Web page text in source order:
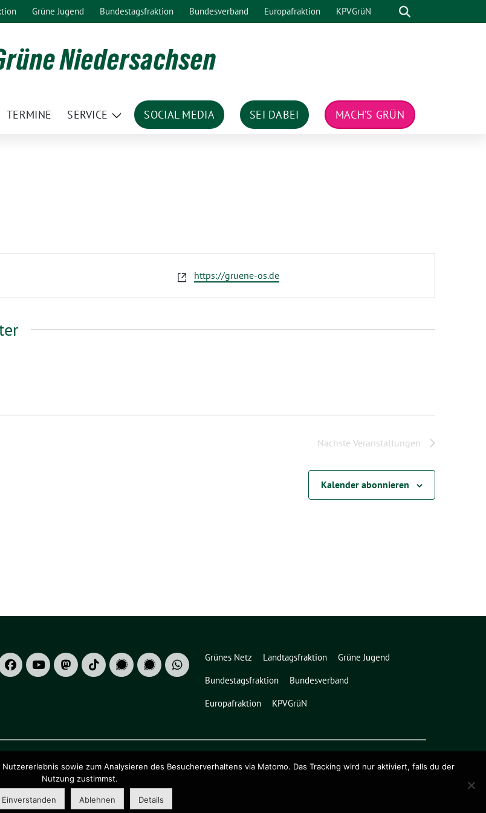
Grüne Jugend Bundestagsfraktion Bundesverband Europafraktion KPVGrüN Suche
Niedersachsen
TERMINE SERVICE
Zeige
SOCIAL MEDIA SEI DABEI MACH’S GRÜN
Webseite
https://gruene-os.de
Nächste Veranstaltungen
Kalender abonnieren
Grünes Netz Landtagsfraktion
Grüne Jugend
Bundestagsfraktion
Bundesverband
Europafraktion
KPVGrüN
sowie zum Analysieren des Besucherverhaltens via Matomo. Das Tracking wird nur aktiviert, falls du der
Nutzung zustimmst.
Einverstanden Ablehnen Details